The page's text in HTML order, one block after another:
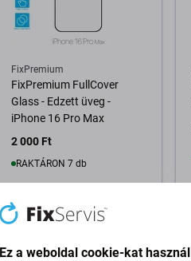
FixPremium
FixPremium FullCover
Glass - Edzett üveg -
iPhone 16 Pro Max
2 000 Ft
RAKTÁRON 7 db
Kosárba
Ez a weboldal cookie-kat használ